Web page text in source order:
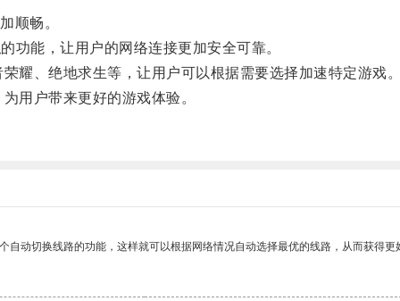
顺畅。
能，让用户的网络连接更加安全可靠。
、绝地求生等，让用户可以根据需要选择加速特定游戏。
户带来更好的游戏体验。
动切换线路的功能，这样就可以根据网络情况自动选择最优的线路，从而获得更